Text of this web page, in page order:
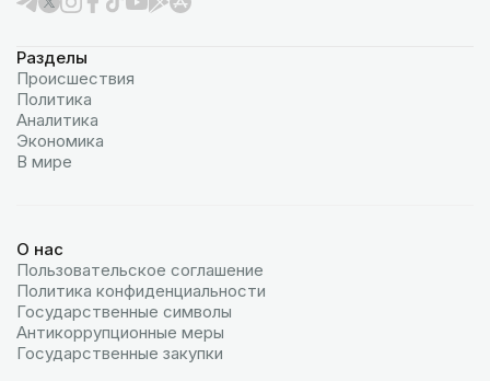
Разделы
Происшествия
Политика
Аналитика
Экономика
В мире
О нас
Пользовательское соглашение
Политика конфиденциальности
Государственные символы
Антикоррупционные меры
Государственные закупки